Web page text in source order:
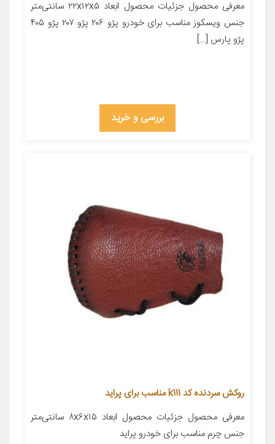
معرفی محصول جزئیات محصول ابعاد ۲۲x۱۲x۵ سانتی‌متر
جنس ویسکوز مناسب برای خودرو پژو ۲۰۶ پژو ۲۰۷ پژو ۴۰۵
پژو پارس […]
بررسی و خرید
روکش سردنده کد k111 مناسب برای پراید
معرفی محصول جزئیات محصول ابعاد ۸x۶x۱۵ سانتی‌متر
جنس چرم مناسب برای خودرو پراید